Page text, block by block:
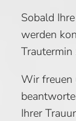
Sobald
werden
Trautermin
Wir freuen
Ihrer